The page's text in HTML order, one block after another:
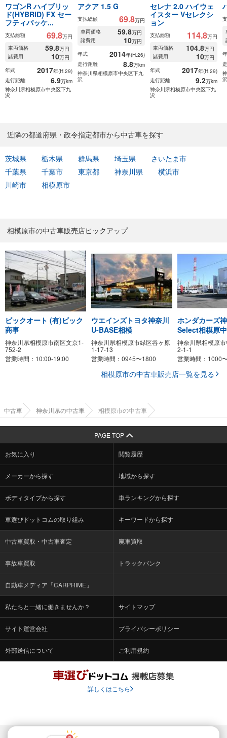
ワゴンR ハイブリッ
ド(HYBRID) FX セー
フティパッケ...
支払総額 69.8万円
車両価格
59.8万円
諸費用
10万円
年式
2017年(H.29)
走行距離
6.9万km
神奈川県相模原市中央区下九
沢
アクア 1.5 G
支払総額 69.8万円
車両価格
59.8万円
諸費用
10万円
年式
2014年(H.26)
走行距離
8.8万km
神奈川県相模原市中央区下九
沢
セレナ 2.0 ハイウェ
イスター Vセレクシ
ョン
支払総額 114.8万円
車両価格
104.8万円
諸費用
10万円
年式
2017年(H.29)
走行距離
9.2万km
神奈川県相模原市中央区下九
沢
沢
近隣の都道府県・政令指定都市から中古車を探す
茨城県 栃木県 群馬県 埼玉県
さいたま市
千葉県
千葉市 東京都 神奈川県
横浜市
川崎市
相模原市
相模原市の中古車販売店ピックアップ
ビックオート (有)ビック
商事
神奈川県相模原市南区文京1-
752-2
営業時間：10:00-19:00
ウエインズトヨタ神奈川
U-BASE相模
神奈川県相模原市緑区谷ヶ原
1-17-13
営業時間：0945〜1800
ホンダカーズ
Select相模原
神奈川県相模原
2-1-1
営業時間：1000
相模原市の中古車販売店一覧を見る
中古車 神奈川県の中古車 相模原市の中古車
PAGE TOP
お気に入り 閲覧履歴
メーカーから探す 地域から探す
ボディタイプから探す 車ランキングから探す
車選びドットコムの取り組み キーワードから探す
中古車買取・中古車査定 廃車買取
事故車買取 トラックバンク
自動車メディア「CARPRIME」
私たちと一緒に働きませんか？ サイトマップ
サイト運営会社 プライバシーポリシー
外部送信について ご利用規約
詳しくはこちら
© Fabrica Communications Co., LTD.